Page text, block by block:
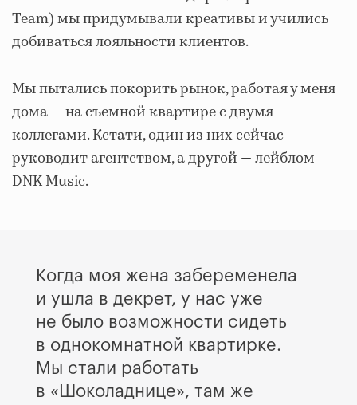
Team) мы придумывали креативы и учились
добиваться лояльности клиентов.
Мы пытались покорить рынок, работая у меня
дома — на съемной квартире с двумя
коллегами. Кстати, один из них сейчас
руководит агентством, а другой — лейблом
DNK Music.
Когда моя жена забеременела
и ушла в декрет, у нас уже
не было возможности сидеть
в однокомнатной квартирке.
Мы стали работать
в «Шоколаднице», там же